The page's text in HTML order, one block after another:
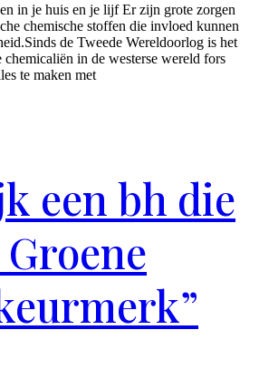
in je huis en je lijf Er zijn grote zorgen
chemische stoffen die invloed kunnen
de Tweede Wereldoorlog is het
chemicaliën in de westerse wereld fors
te maken met
een bh die